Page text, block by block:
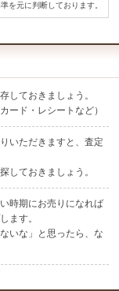
を元に判断しております。
しておきましょう。
ード・レシートなど）
いただきますと、査定
しておきましょう。
時期にお売りになれば
ます。
いな」と思ったら、な